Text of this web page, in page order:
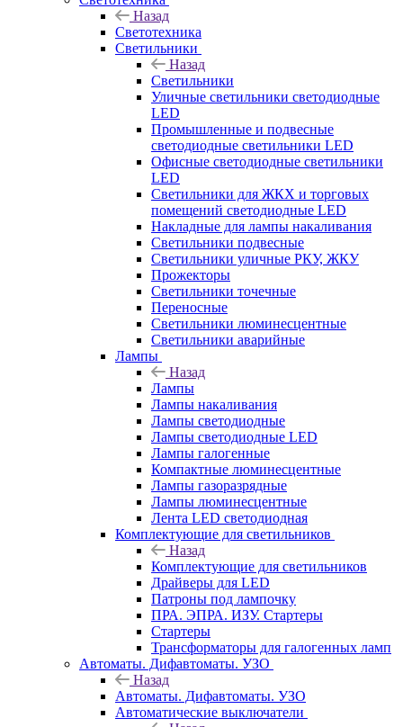
Назад
Светотехника
Светильники
Назад
Светильники
Уличные светильники светодиодные
LED
Промышленные и подвесные
светодиодные светильники LED
Офисные светодиодные светильники
LED
Светильники для ЖКХ и торговых
помещений светодиодные LED
Накладные для лампы накаливания
Светильники подвесные
Светильники уличные РКУ, ЖКУ
Прожекторы
Cветильники точечные
Переносные
Светильники люминесцентные
Светильники аварийные
Лампы
Назад
Лампы
Лампы накаливания
Лампы светодиодные
Лампы светодиодные LED
Лампы галогенные
Компактные люминесцентные
Лампы газоразрядные
Лампы люминесцентные
Лента LED светодиодная
Комплектующие для светильников
Назад
Комплектующие для светильников
Драйверы для LED
Патроны под лампочку
ПРА. ЭПРА. ИЗУ. Стартеры
Стартеры
Трансформаторы для галогенных ламп
Автоматы. Дифавтоматы. УЗО
Назад
Автоматы. Дифавтоматы. УЗО
Автоматические выключатели